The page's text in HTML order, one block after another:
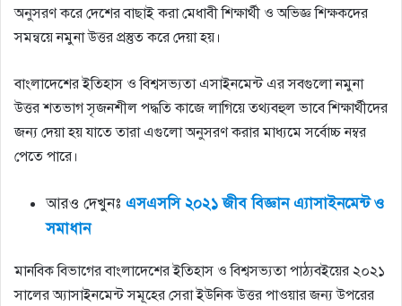
অনুসরণ করে দেশের বাছাই করা মেধাবী শিক্ষার্থী ও অভিজ্ঞ শিক্ষকদের
সমন্বয়ে নমুনা উত্তর প্রস্তুত করে দেয়া হয়।
বাংলাদেশের ইতিহাস ও বিশ্বসভ্যতা এসাইনমেন্ট এর সবগুলো নমুনা
উত্তর শতভাগ সৃজনশীল পদ্ধতি কাজে লাগিয়ে তথ্যবহুল ভাবে শিক্ষার্থীদের
জন্য দেয়া হয় যাতে তারা এগুলো অনুসরণ করার মাধ্যমে সর্বোচ্চ নম্বর
পেতে পারে।
আরও দেখুনঃ এসএসসি ২০২১ জীব বিজ্ঞান এ্যাসাইনমেন্ট ও
সমাধান
মানবিক বিভাগের বাংলাদেশের ইতিহাস ও বিশ্বসভ্যতা পাঠ্যবইয়ের ২০২১
সালের অ্যাসাইনমেন্ট সমূহের সেরা ইউনিক উত্তর পাওয়ার জন্য উপরের